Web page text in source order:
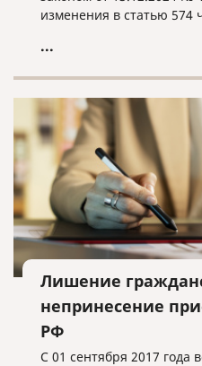
изменения в статью 574
...
Лишение
непринесение
РФ
С 01 сентября 2017 года